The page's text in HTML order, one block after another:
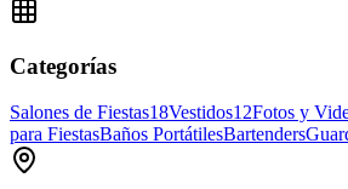
Categorías
Salones de Fiestas18Vestidos12Fotos y
para FiestasBaños PortátilesBartenders